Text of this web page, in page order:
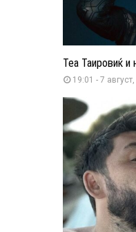
Теа Таировиќ и
19:01 - 7